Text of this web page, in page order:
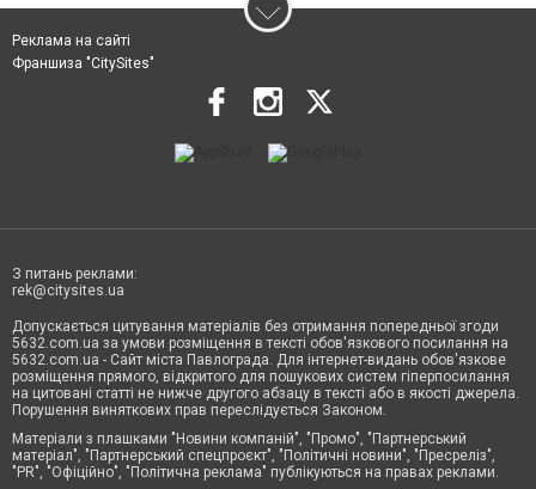
Реклама на сайті
Франшиза "CitySites"
З питань реклами:
rek@citysites.ua
Допускається цитування матеріалів без отримання попередньої згоди
5632.com.ua за умови розміщення в тексті обов'язкового посилання на
5632.com.ua - Сайт міста Павлограда. Для інтернет-видань обов'язкове
розміщення прямого, відкритого для пошукових систем гіперпосилання
на цитовані статті не нижче другого абзацу в тексті або в якості джерела.
Порушення виняткових прав переслідується Законом.
Матеріали з плашками "Новини компаній", "Промо", "Партнерський
матеріал", "Партнерський спецпроєкт", "Політичні новини", "Пресреліз",
"PR", "Офіційно", "Політична реклама" публікуються на правах реклами.